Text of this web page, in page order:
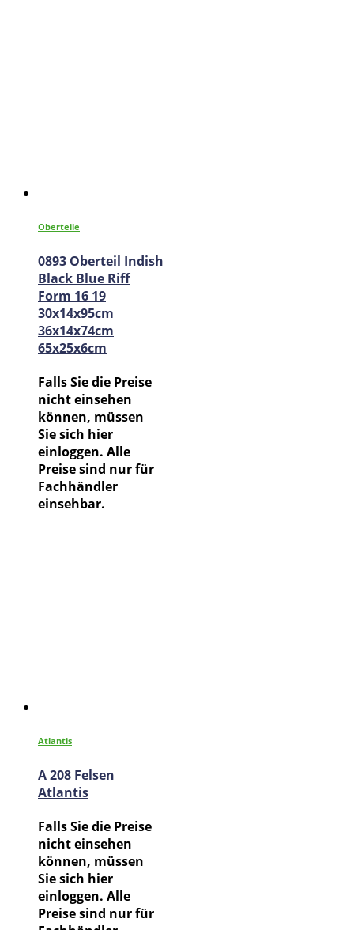
Oberteile
0893 Oberteil Indish
Black Blue Riff
Form 16 19
30x14x95cm
36x14x74cm
65x25x6cm
Falls Sie die Preise
nicht einsehen
können, müssen
Sie sich hier
einloggen. Alle
Preise sind nur für
Fachhändler
einsehbar.
Atlantis
A 208 Felsen
Atlantis
Falls Sie die Preise
nicht einsehen
können, müssen
Sie sich hier
einloggen. Alle
Preise sind nur für